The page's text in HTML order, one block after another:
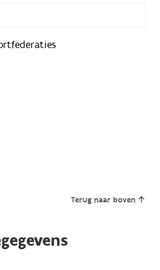
Terug naar boven